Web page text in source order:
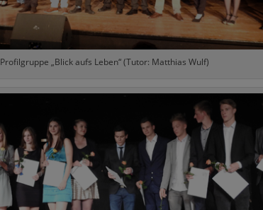
Profilgruppe „Blick aufs Leben“ (Tutor: Matthias Wulf)